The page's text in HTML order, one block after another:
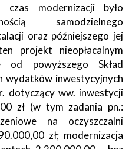
czas modernizacji było
samodzielnego
oraz późniejszego jej
projekt nieopłacalnym
od powyższego Skład
wydatków inwestycyjnych
dotyczący ww. inwestycji
zł (w tym zadania pn.:
na oczyszczalni
zł; modernizacja